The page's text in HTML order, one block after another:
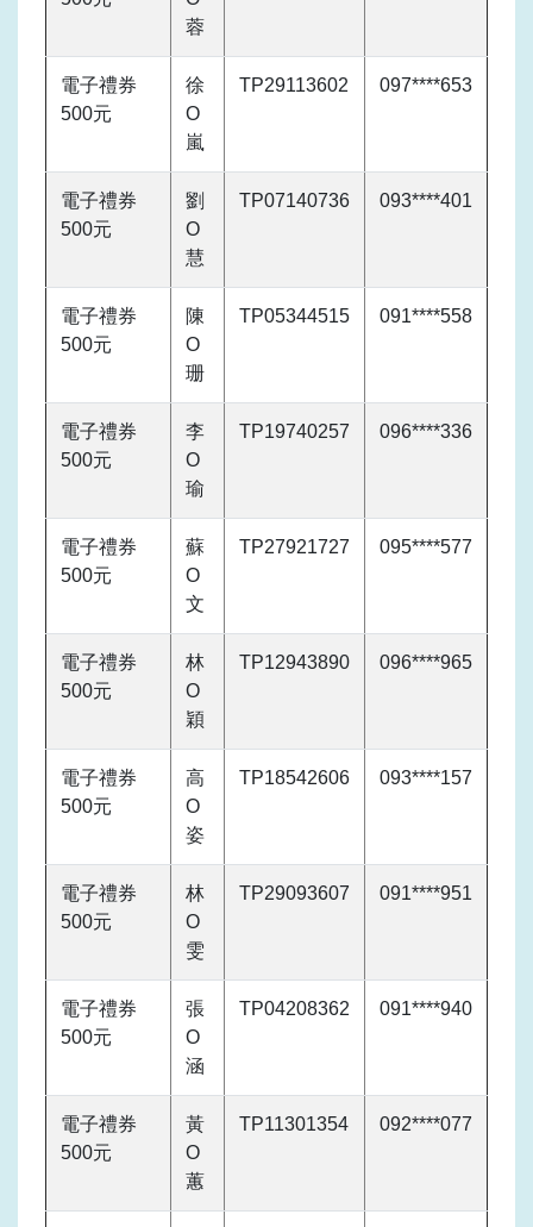
蓉
電子禮券
500元
徐
O
嵐
TP29113602 097****653
電子禮券
500元
劉
O
慧
TP07140736 093****401
電子禮券
500元
陳
O
珊
TP05344515 091****558
電子禮券
500元
李
O
瑜
TP19740257 096****336
電子禮券
500元
蘇
O
文
TP27921727 095****577
電子禮券
500元
林
O
穎
TP12943890 096****965
電子禮券
500元
高
O
姿
TP18542606 093****157
電子禮券
500元
林
O
雯
TP29093607 091****951
電子禮券
500元
張
O
涵
TP04208362 091****940
電子禮券
500元
黃
O
蕙
TP11301354 092****077